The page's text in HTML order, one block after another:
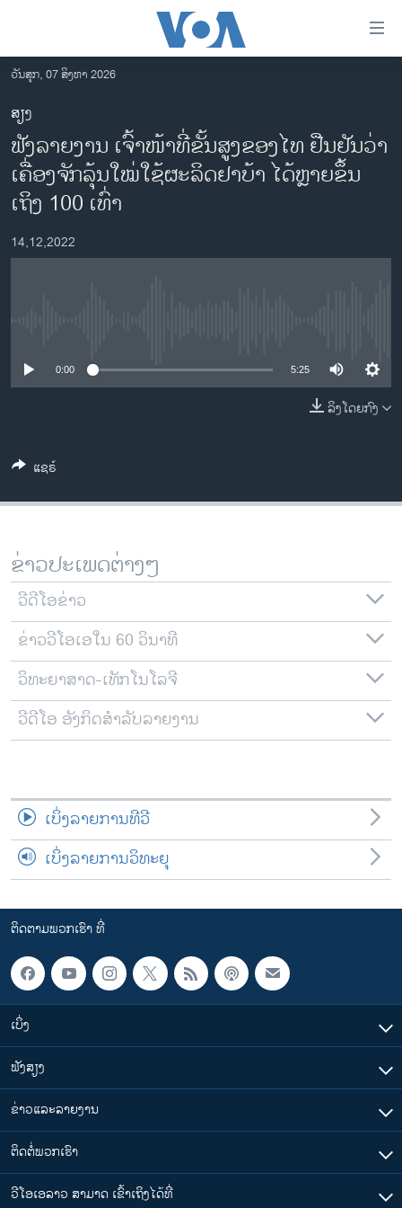
ເຂົ້າ
ຫາ
ຂ້າມ
ຂ້າມ
ຂ້າມ
ໄປ
ຫາ
ຊອກ
ຄົ້ນ
ລາວ
ອາເມຣິກາ
ການເລືອກຕັ້ງ ປະທານາທີບໍດີ ສະຫະລັດ 2024
ໂລກ
ຊຸມຊົນຊາວລາວ
ສຽງ
ລາຍການກະຈາຍສຽງ
ຕິດຕາມພວກເຮົາ ທີ່
ພາສາຕ່າງໆ
ວັນສຸກ, 07 ສິງຫາ 2026
ສຽງ
ຟັງລາຍງານ ເຈົ້າໜ້າທີ່ຂັ້ນສູງຂອງໄທ ຢືນຢັນວ່າ
ເຄື່ອງຈັກລຸ້ນໃໝ່ໃຊ້ຜະລິດຢາບ້າ ໄດ້ຫຼາຍຂຶ້ນ
ເຖິງ 100 ເທົ່າ
14,12,2022
0:00 5:25
ລິງໂດຍກົງ
ແຊຣ໌
ຂ່າວປະເພດຕ່າງໆ
ວີດີໂອຂ່າວ
ຂ່າວວີໂອເອໃນ 60 ວິນາທີ
ວິທະຍາສາດ-ເທັກໂນໂລຈີ
ວີດີໂອ ອັງກິດສຳລັບລາຍງານ
ເບິ່ງລາຍການທີວີ
ເບິ່ງລາຍການວິທະຍຸ
ຕິດຕາມພວກເຮົາ ທີ່
ເບິ່ງ
ຟັງສຽງ
ຂ່າວແລະລາຍງານ
ຕິດຕໍ່ພວກເຮົາ
ວີໂອເອລາວ ສາມາດ ເຂົ້າເຖິງໄດ້ທີ່